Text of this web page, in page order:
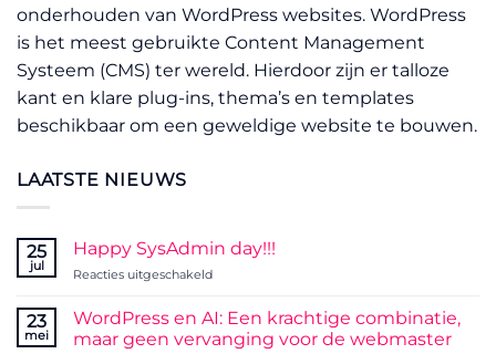
onderhouden van WordPress websites. WordPress
is het meest gebruikte Content Management
Systeem (CMS) ter wereld. Hierdoor zijn er talloze
kant en klare plug-ins, thema’s en templates
beschikbaar om een geweldige website te bouwen.
LAATSTE NIEUWS
25
jul
Happy SysAdmin day!!!
Reacties uitgeschakeldvoor
SysAdmin
day!!!
23
mei
WordPress en AI: Een krachtige combinatie,
maar geen vervanging voor de webmaster